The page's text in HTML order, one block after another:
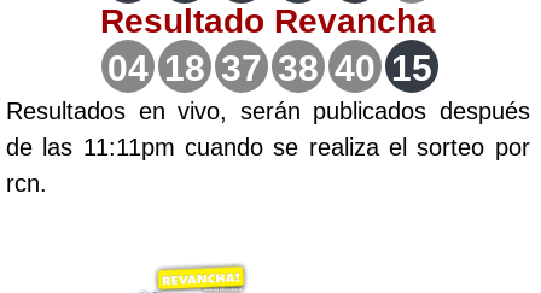
Lotería de Bogotá
Lotería de Risaralda
Lotería de Medellín
Resultado Revancha
04 18 37 38 40 15
Resultados en vivo, serán publicados después
de las 11:11pm cuando se realiza el sorteo por
rcn.